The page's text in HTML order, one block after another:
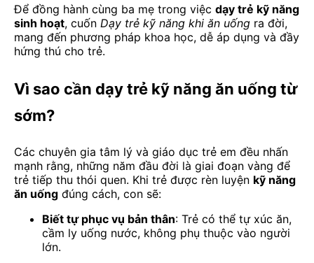
Để đồng hành cùng ba mẹ trong việc dạy trẻ kỹ năng
sinh hoạt, cuốn Dạy trẻ kỹ năng khi ăn uống ra đời,
mang đến phương pháp khoa học, dễ áp dụng và đầy
hứng thú cho trẻ.
Vì sao cần dạy trẻ kỹ năng ăn uống từ
sớm?
Các chuyên gia tâm lý và giáo dục trẻ em đều nhấn
mạnh rằng, những năm đầu đời là giai đoạn vàng để
trẻ tiếp thu thói quen. Khi trẻ được rèn luyện kỹ năng
ăn uống đúng cách, con sẽ:
Biết tự phục vụ bản thân: Trẻ có thể tự xúc ăn,
cầm ly uống nước, không phụ thuộc vào người
lớn.